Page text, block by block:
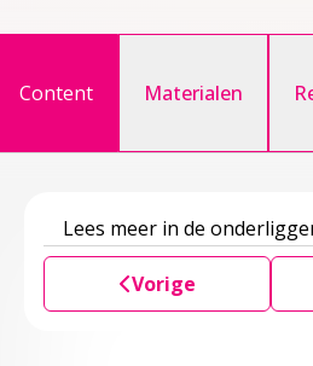
Content Materialen
Lees meer in de
Vorige